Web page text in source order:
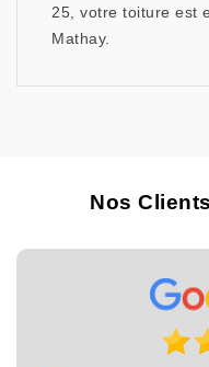
25, votre toiture est
Mathay.
Nos